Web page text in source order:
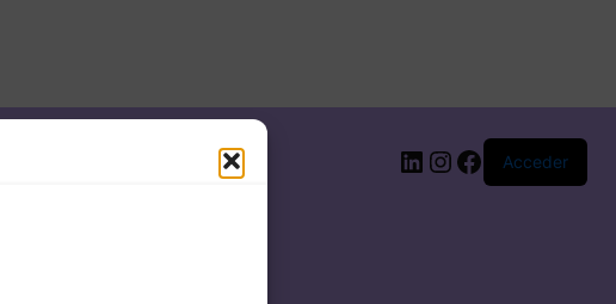
LinkedIn
Instagram
Facebook
Acceder